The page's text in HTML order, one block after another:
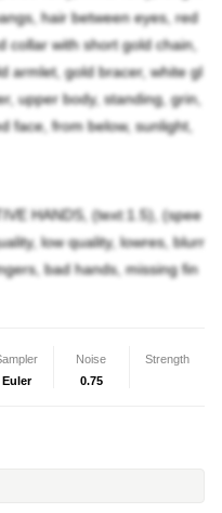
hair between eyes, red
collar with short gold chain,
armlet, gold bracer, white gl
upper body, standing, grin,
face, from below, sunlight,
HANDS, (text:1.5), (spee
low quality, lowres, blurr
bad hands, missing fin
Euler
Noise
0.75
Strength